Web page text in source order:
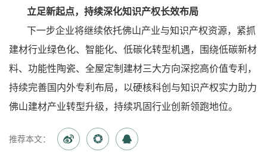
立足新起点，持续深化知识产权长效布局
下一步企业将继续依托佛山产业与知识产权资源，紧抓
建材行业绿色化、智能化、低碳化转型机遇，围绕低碳新材
料、功能性陶瓷、全屋定制建材三大方向深挖高价值专利，
持续完善国内外专利布局，以硬核科创与知识产权实力助力
佛山建材产业转型升级，持续巩固行业创新领跑地位。
推荐本文：